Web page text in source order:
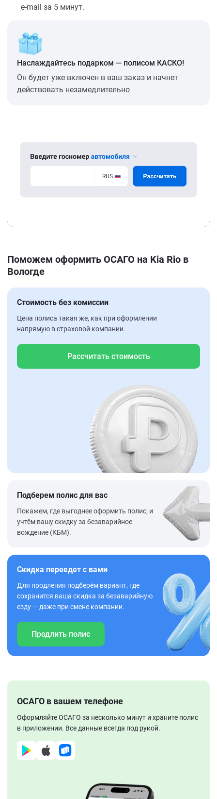
e-mail за 5 минут.
Наслаждайтесь подарком — полисом КАСКО!
Он будет уже включен в ваш заказ и начнет
действовать незамедлительно
Поможем оформить ОСАГО на Kia Rio в
Вологде
Стоимость без комиссии
Цена полиса такая же, как при оформлении
напрямую в страховой компании.
Рассчитать стоимость
Подберем полис для вас
Покажем, где выгоднее оформить полис, и
учтём вашу скидку за безаварийное
вождение (КБМ).
Скидка переедет с вами
Для продления подберём вариант, где
сохранится ваша скидка за безаварийную
езду — даже при смене компании.
Продлить полис
ОСАГО в вашем телефоне
Оформляйте ОСАГО за несколько минут и храните полис
в приложении. Все данные всегда под рукой.